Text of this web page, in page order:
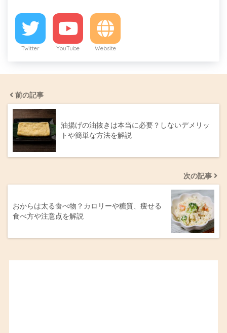
Twitter YouTube Website
前の記事
油揚げの油抜きは本当に必要？しないデメリッ
トや簡単な方法を解説
次の記事
おからは太る食べ物？カロリーや糖質、痩せる
食べ方や注意点を解説